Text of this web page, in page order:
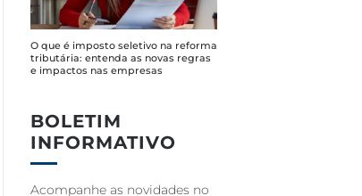
O que é imposto seletivo na reforma
tributária: entenda as novas regras
e impactos nas empresas
BOLETIM
INFORMATIVO
Acompanhe as novidades no